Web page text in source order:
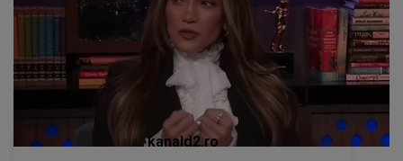
kanald2.ro